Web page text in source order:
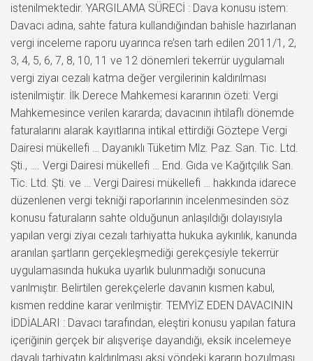
istenilmektedir. YARGILAMA SÜRECİ : Dava konusu istem:
Davacı adına, sahte fatura kullandığından bahisle hazırlanan
vergi inceleme raporu uyarınca re’sen tarh edilen 2011/1, 2,
3, 4, 5, 6, 7, 8, 10, 11 ve 12 dönemleri tekerrür uygulamalı
vergi ziyaı cezalı katma değer vergilerinin kaldırılması
istenilmiştir. İlk Derece Mahkemesi kararının özeti: Vergi
Mahkemesince verilen kararda; davacının ihtilaflı dönemde
faturalarını alarak kayıtlarına intikal ettirdiği Göztepe Vergi
Dairesi mükellefi … Dayanıklı Tüketim Mlz. Paz. San. Tic. Ltd.
Şti., …. Vergi Dairesi mükellefi … End. Gıda ve Kağıtçılık San.
Tic. Ltd. Şti. ve … Vergi Dairesi mükellefi … hakkında idarece
düzenlenen vergi tekniği raporlarının incelenmesinden söz
konusu faturaların sahte olduğunun anlaşıldığı dolayısıyla
yapılan vergi ziyaı cezalı tarhiyatta hukuka aykırılık, kanunda
aranılan şartların gerçekleşmediği gerekçesiyle tekerrür
uygulamasında hukuka uyarlık bulunmadığı sonucuna
varılmıştır. Belirtilen gerekçelerle davanın kısmen kabul,
kısmen reddine karar verilmiştir. TEMYİZ EDEN DAVACININ
İDDİALARI : Davacı tarafından, eleştiri konusu yapılan fatura
içeriğinin gerçek bir alışverişe dayandığı, eksik incelemeye
dayalı tarhiyatın kaldırılması aksi yöndeki kararın bozulması